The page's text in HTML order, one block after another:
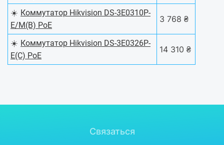
☀️ Коммутатор Hikvision DS-3E0310P-
E/M(B) PoE
3 768 ₴
☀️ Коммутатор Hikvision DS-3E0326P-
E(C) PoE
14 310 ₴
Связаться